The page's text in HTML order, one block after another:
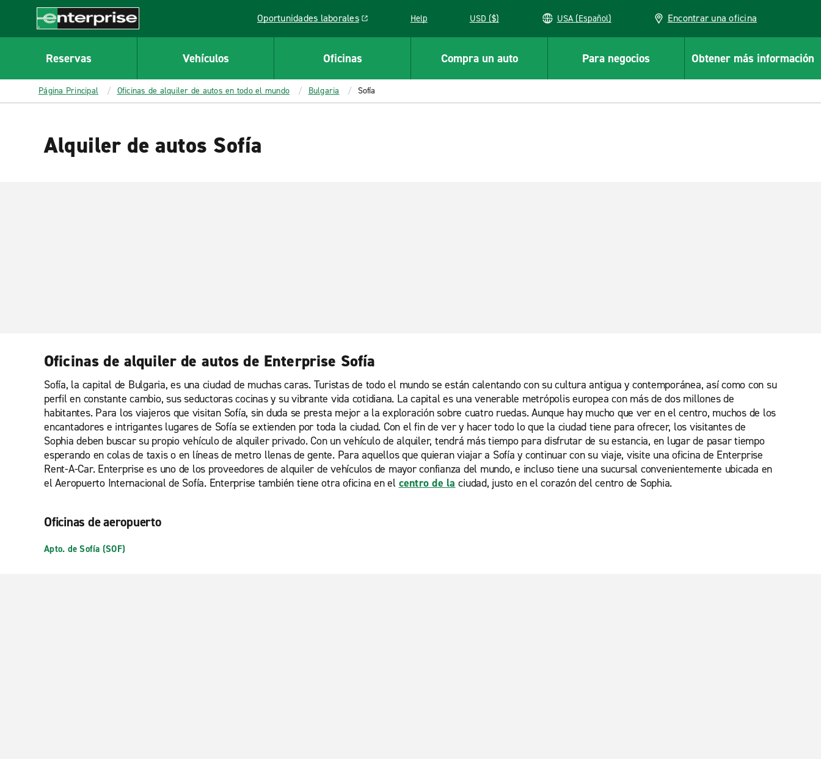
CONTENT
Enterprise
Oportunidades laborales
Link opens in a new window Help USD ($) USA (Español) Encontrar una oficina
Reservas Vehículos Oficinas Compra un auto Para negocios Obtener más información
Página Principal Oficinas de alquiler de autos en todo el mundo Bulgaria Sofía
Alquiler de autos Sofía
Oficinas de alquiler de autos de Enterprise Sofía
Sofía, la capital de Bulgaria, es una ciudad de muchas caras. Turistas de todo el mundo se están calentando con su cultura antigua y contemporánea, así como con su
perfil en constante cambio, sus seductoras cocinas y su vibrante vida cotidiana. La capital es una venerable metrópolis europea con más de dos millones de
habitantes. Para los viajeros que visitan Sofía, sin duda se presta mejor a la exploración sobre cuatro ruedas. Aunque hay mucho que ver en el centro, muchos de los
encantadores e intrigantes lugares de Sofía se extienden por toda la ciudad. Con el fin de ver y hacer todo lo que la ciudad tiene para ofrecer, los visitantes de
Sophia deben buscar su propio vehículo de alquiler privado. Con un vehículo de alquiler, tendrá más tiempo para disfrutar de su estancia, en lugar de pasar tiempo
esperando en colas de taxis o en líneas de metro llenas de gente. Para aquellos que quieran viajar a Sofía y continuar con su viaje, visite una oficina de Enterprise
Rent-A-Car. Enterprise es uno de los proveedores de alquiler de vehículos de mayor confianza del mundo, e incluso tiene una sucursal convenientemente ubicada en
el Aeropuerto Internacional de Sofía. Enterprise también tiene otra oficina en el centro de la ciudad, justo en el corazón del centro de Sophia.
Oficinas de aeropuerto
Apto. de Sofía (SOF)